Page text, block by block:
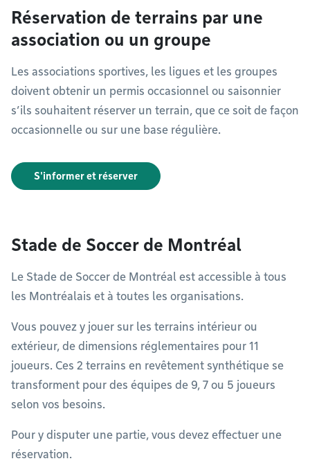
Réservation de terrains par une
association ou un groupe
Les associations sportives, les ligues et les groupes
doivent obtenir un permis occasionnel ou saisonnier
s’ils souhaitent réserver un terrain, que ce soit de façon
occasionnelle ou sur une base régulière.
S'informer et réserver
Stade de Soccer de Montréal
Le Stade de Soccer de Montréal est accessible à tous
les Montréalais et à toutes les organisations.
Vous pouvez y jouer sur les terrains intérieur ou
extérieur, de dimensions réglementaires pour 11
joueurs. Ces 2 terrains en revêtement synthétique se
transforment pour des équipes de 9, 7 ou 5 joueurs
selon vos besoins.
Pour y disputer une partie, vous devez effectuer une
réservation.